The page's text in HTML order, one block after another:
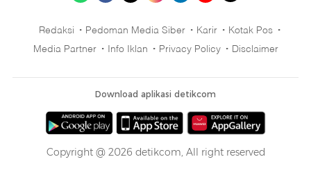
Redaksi Pedoman Media Siber Karir
Kotak Pos
Media Partner
Info Iklan Privacy Policy Disclaimer
Download aplikasi detikcom
Copyright @ 2026 detikcom, All right reserved